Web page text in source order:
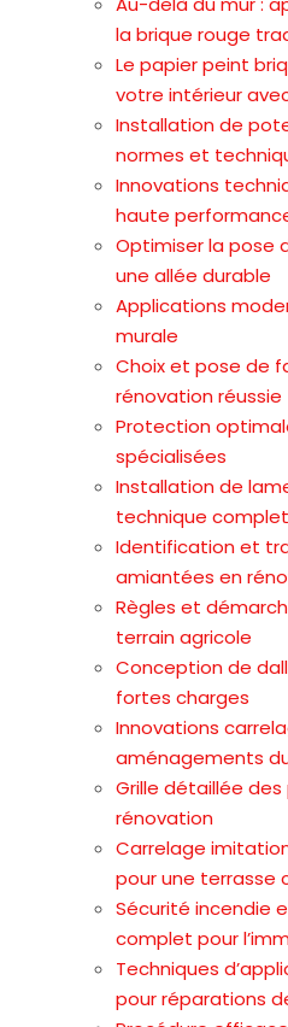
la brique rouge
Le papier peint
votre intérieur
Installation de
normes et
Innovations
haute
Optimiser la pose
une allée durable
Applications
murale
Choix et pose de
rénovation réussie
Protection
spécialisées
Installation de
technique complet
Identification et
amiantées en
Règles et
terrain agricole
Conception de
fortes charges
Innovations
aménagements
Grille détaillée des
rénovation
Carrelage
pour une terrasse
Sécurité incendie
complet pour
Techniques
pour réparations